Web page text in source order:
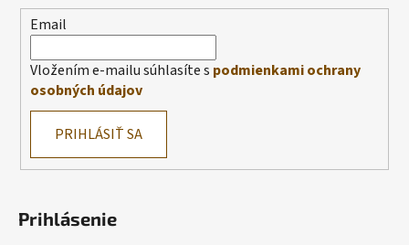
Email
Vložením e-mailu súhlasíte s podmienkami ochrany
osobných údajov
PRIHLÁSIŤ SA
Prihlásenie